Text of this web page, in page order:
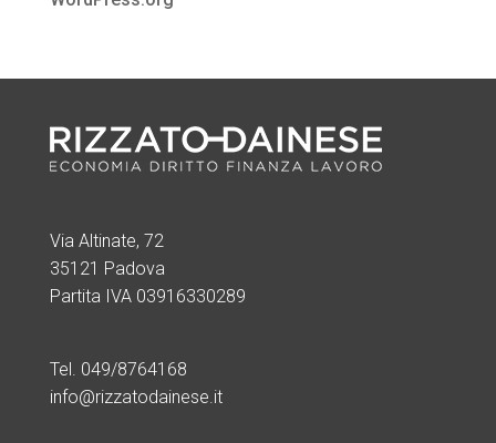
Via Altinate, 72
35121 Padova
Partita IVA 03916330289
Tel. 049/8764168
info@rizzatodainese.it